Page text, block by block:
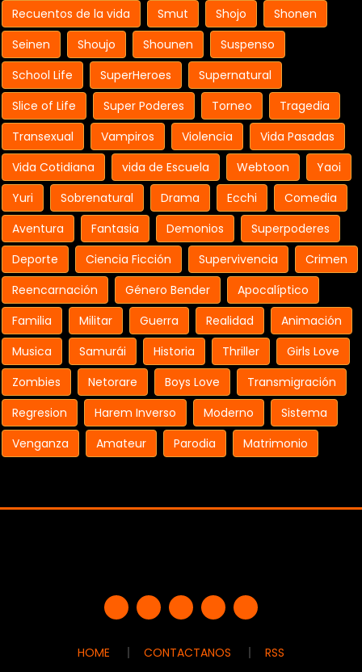
Recuentos de la vida
Smut Shojo
Shonen
Seinen
Shoujo Shounen
Suspenso
School Life
SuperHeroes
Supernatural
Slice of Life
Super Poderes Torneo
Tragedia
Transexual
Vampiros Violencia
Vida Pasadas
Vida Cotidiana
vida de Escuela Webtoon
Yaoi
Yuri
Sobrenatural Drama Ecchi
Comedia
Aventura
Fantasia Demonios
Superpoderes
Deporte
Ciencia Ficción Supervivencia
Crimen
Reencarnación
Género Bender
Apocalíptico
Familia
Militar Guerra Realidad
Animación
Musica
Samurái Historia Thriller
Girls Love
Zombies
Netorare Boys Love
Transmigración
Regresion
Harem Inverso Moderno
Sistema
Venganza
Amateur Parodia Matrimonio
HOME CONTACTANOS RSS